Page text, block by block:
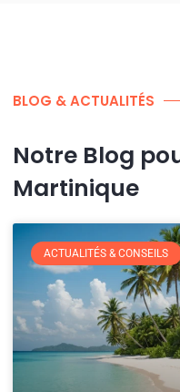
BLOG & ACTUALITÉS
Notre Blog
Martinique
ACTUALITÉS & CONSEILS